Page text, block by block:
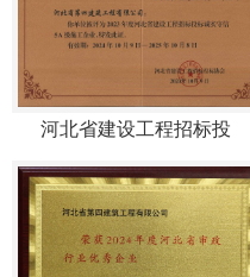
河北省建设工程招标投